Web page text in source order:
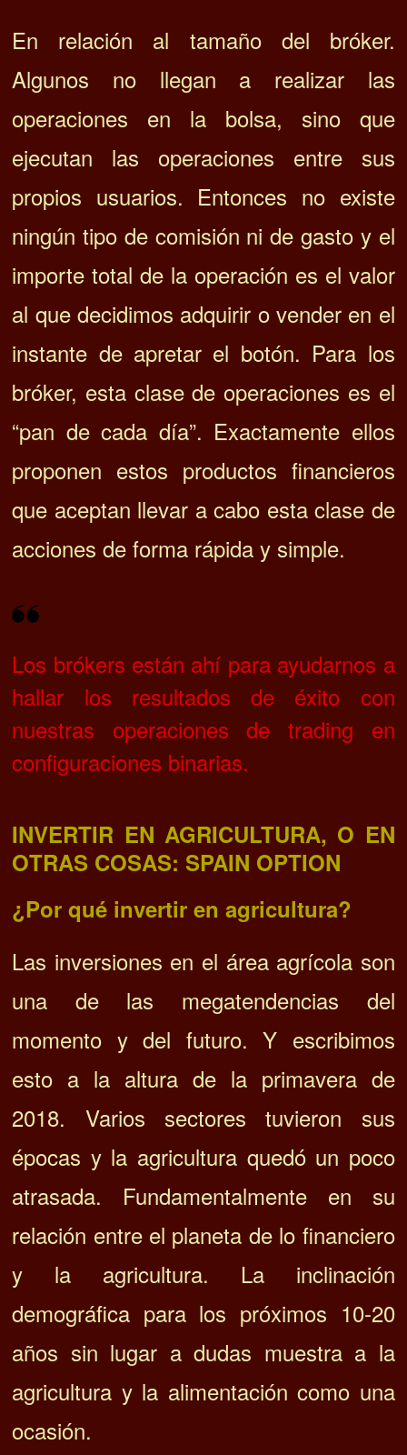
En relación al tamaño del bróker.
Algunos no llegan a realizar las
operaciones en la bolsa, sino que
ejecutan las operaciones entre sus
propios usuarios. Entonces no existe
ningún tipo de comisión ni de gasto y el
importe total de la operación es el valor
al que decidimos adquirir o vender en el
instante de apretar el botón. Para los
bróker, esta clase de operaciones es el
“pan de cada día”. Exactamente ellos
proponen estos productos financieros
que aceptan llevar a cabo esta clase de
acciones de forma rápida y simple.
Los brókers están ahí para ayudarnos a
hallar los resultados de éxito con
nuestras operaciones de trading en
configuraciones binarias.
INVERTIR EN AGRICULTURA, O EN
OTRAS COSAS: SPAIN OPTION
¿Por qué invertir en agricultura?
Las inversiones en el área agrícola son
una de las megatendencias del
momento y del futuro. Y escribimos
esto a la altura de la primavera de
2018. Varios sectores tuvieron sus
épocas y la agricultura quedó un poco
atrasada. Fundamentalmente en su
relación entre el planeta de lo financiero
y la agricultura. La inclinación
demográfica para los próximos 10-20
años sin lugar a dudas muestra a la
agricultura y la alimentación como una
ocasión.